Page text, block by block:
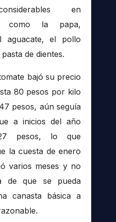
en
como la papa,
aguacate, el pollo
de dientes.
bajó su precio
80 pesos por kilo
pesos, aún seguía
a inicios del año
pesos, lo que
la cuesta de enero
varios meses y no
de que se pueda
canasta básica a